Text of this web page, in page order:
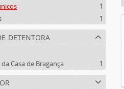
1
1
detentora
Casa de Bragança
1